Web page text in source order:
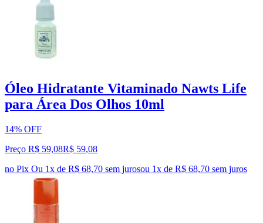
Óleo Hidratante Vitaminado Nawts Life
para Área Dos Olhos 10ml
14% OFF
Preço R$ 59,08R$ 59,08
no Pix Ou 1x de R$ 68,70 sem jurosou 1x de R$ 68,70 sem juros